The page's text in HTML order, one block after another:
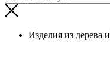
Изделия из